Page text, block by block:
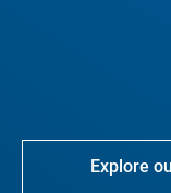
Explore